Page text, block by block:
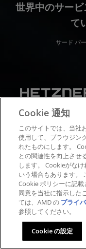
世界中のサー
て
サード パ
Cookie 通知
このサイトでは、当社
使用して、ブラウジン
れたものにします。
との関連性を向上させ
します。 Cookieがな
いう場合もあります。
Cookie ポリシーに記
同意を当社に指示した
ては、AMD の プライ
参照してください。
Cookie の設定